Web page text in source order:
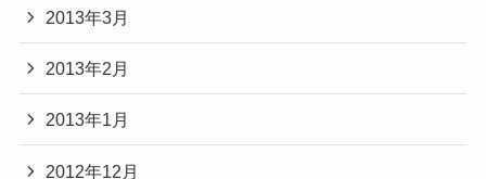
2013年3月
2013年2月
2013年1月
2012年12月